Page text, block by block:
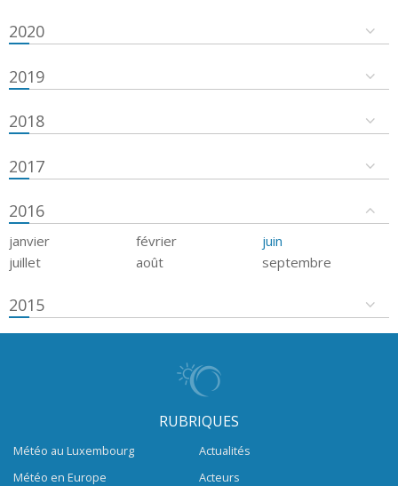
2020
2019
2018
2017
2016
janvier février
juin
juillet
août septembre
2015
RUBRIQUES
Météo au Luxembourg
Météo en Europe
Actualités
Acteurs